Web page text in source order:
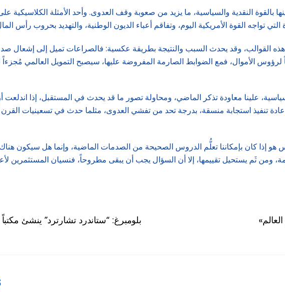
بالقوة النقدية والسياسية، ما يزيد من صعوبة وقف العدوى. وأحد الأمثلة الكلاسيكية
تواجه القوة الأمريكية اليوم، وتفاقم أعباء الديون الوطنية، والتهديد بحروب رأس
هذه القوالب، وقد يحدث السبب والنتيجة بطريقة عكسية: فالصراعات تميل إلى إشعال
يقولون إنه إذا شهد القرن الـ 21 حروباً ضروساً لرؤوس الأموال، فمع الضوابط الصارمة المفروضة عليها، سيصبح
علينا معاودة تذكر الماضي، ومحاولة تصور ما قد يحدث في المستقبل، إذا
هو إذا كان بإمكاننا تعلُّم الدروس الصحيحة من الصدمات الماضية، وإنما هل سيكون
ومن ثَم يستحيل تقييمها، إلا أن السؤال يجب أن يبقى مطروحاً، فنسيان المستثمرين
بلومبرغ: “ستاندرد تشارترد” ينشئ